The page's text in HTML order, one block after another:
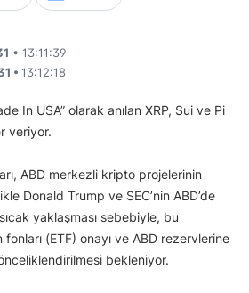
• 13:11:39
• 13:12:18
In USA” olarak anılan XRP, Sui ve Pi
veriyor.
ABD merkezli kripto projelerinin
Donald Trump ve SEC’nin ABD’de
yaklaşması sebebiyle, bu
fonları (ETF) onayı ve ABD rezervlerine
bekleniyor.